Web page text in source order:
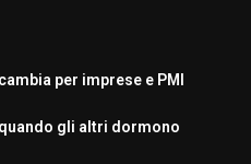
per imprese e PMI
gli altri dormono